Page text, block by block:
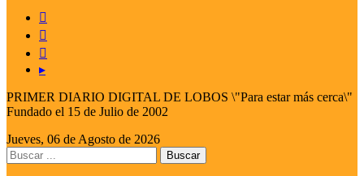



▸
PRIMER DIARIO DIGITAL DE LOBOS \"Para estar más cerca\"
Fundado el 15 de Julio de 2002
Jueves, 06 de Agosto de 2026